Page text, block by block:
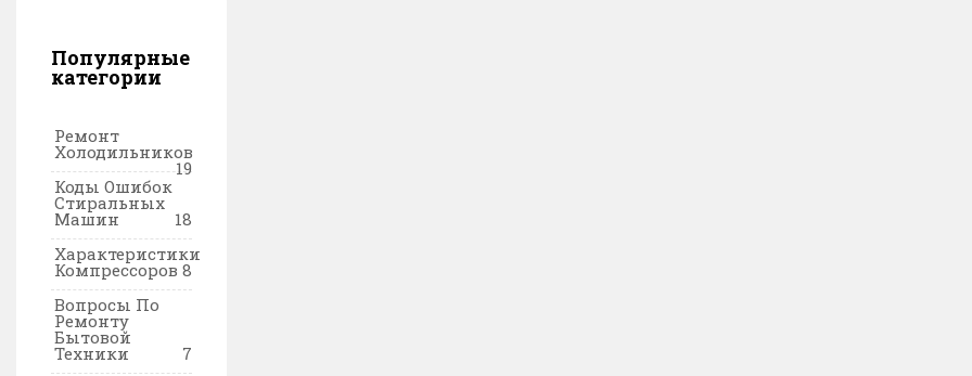
Популярные
категории
Ремонт
Холодильников
19
Коды Ошибок
Стиральных
Машин
18
Характеристики
Компрессоров 8
Вопросы По
Ремонту
Бытовой
Техники
7